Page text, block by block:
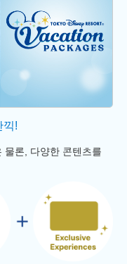
끽!
물론, 다양한 콘텐츠를